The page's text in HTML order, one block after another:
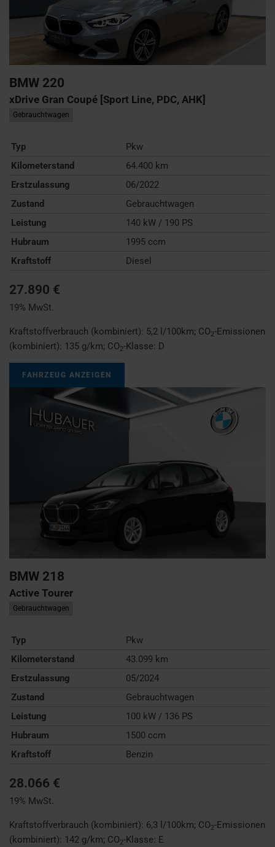
BMW 220
xDrive Gran Coupé [Sport Line, PDC, AHK]
Gebrauchtwagen
Typ
Pkw
Kilometerstand
64.400 km
Erstzulassung
06/2022
Zustand
Gebrauchtwagen
Leistung
140 kW / 190 PS
Hubraum
1995 ccm
Kraftstoff
Diesel
27.890 €
19% MwSt.
Kraftstoffverbrauch (kombiniert): 5,2 l/100km; CO2-Emissionen
(kombiniert): 135 g/km; CO2-Klasse: D
FAHRZEUG ANZEIGEN
BMW 218
Active Tourer
Gebrauchtwagen
Typ
Pkw
Kilometerstand
43.099 km
Erstzulassung
05/2024
Zustand
Gebrauchtwagen
Leistung
100 kW / 136 PS
Hubraum
1500 ccm
Kraftstoff
Benzin
28.066 €
19% MwSt.
Kraftstoffverbrauch (kombiniert): 6,3 l/100km; CO2-Emissionen
(kombiniert): 142 g/km; CO2-Klasse: E